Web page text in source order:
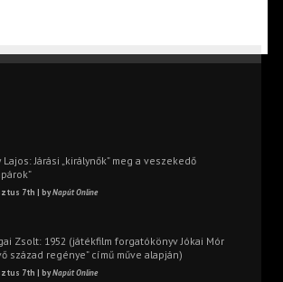
Lajos: Járási „királynők” meg a veszekedő
7th | byNapút Online
Zsolt: 1952 (játékfilm forgatókönyv Jókai Mór
század regénye” című műve alapján)
7th | byNapút Online